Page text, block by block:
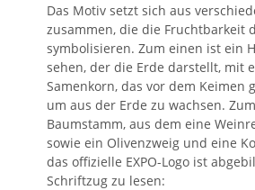
Das Motiv setzt sich aus
zusammen, die die Fruchtbarkeit
symbolisieren. Zum einen ist ein
sehen, der die Erde darstellt, mit
Samenkorn, das vor dem Keimen
um aus der Erde zu wachsen.
Baumstamm, aus dem eine
sowie ein Olivenzweig und eine
das offizielle EXPO-Logo ist
Schriftzug zu lesen: